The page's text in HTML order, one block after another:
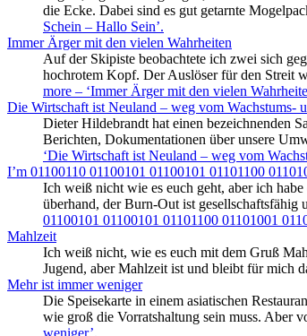
die Ecke. Dabei sind es gut getarnte
Schein – Hallo Sein’.
Immer Ärger mit den vielen Wahrheiten
Auf der Skipiste beobachtete ich zwei sich
hochrotem Kopf. Der Auslöser für den Streit
more – ‘Immer Ärger mit den vielen
Die Wirtschaft ist Neuland – weg vom Wachstums-
Dieter Hildebrandt hat einen bezeichnenden
Berichten, Dokumentationen über unsere
‘Die Wirtschaft ist Neuland – weg vom
I’m 01100110 01100101 01100101 01101100
Ich weiß nicht wie es euch geht, aber ich
überhand, der Burn-Out ist
01100101 01100101 01101100 01101001
Mahlzeit
Ich weiß nicht, wie es euch mit dem Gruß
Jugend, aber Mahlzeit ist und bleibt für mich
Mehr ist immer weniger
Die Speisekarte in einem asiatischen
wie groß die Vorratshaltung sein muss.
weniger’.